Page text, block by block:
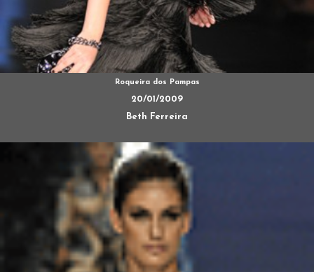
Roqueira dos Pampas
20/01/2009
Beth Ferreira